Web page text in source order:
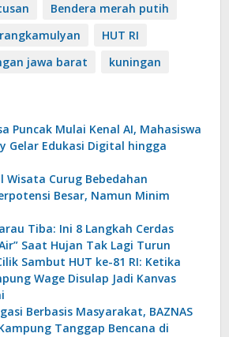
Bendera merah putih
HUT RI
jawa barat
kuningan
Puncak Mulai Kenal AI, Mahasiswa
Gelar Edukasi Digital hingga
Wisata Curug Bebedahan
Besar, Namun Minim
Tiba: Ini 8 Langkah Cerdas
Saat Hujan Tak Lagi Turun
Sambut HUT ke-81 RI: Ketika
Wage Disulap Jadi Kanvas
Berbasis Masyarakat, BAZNAS
Tanggap Bencana di